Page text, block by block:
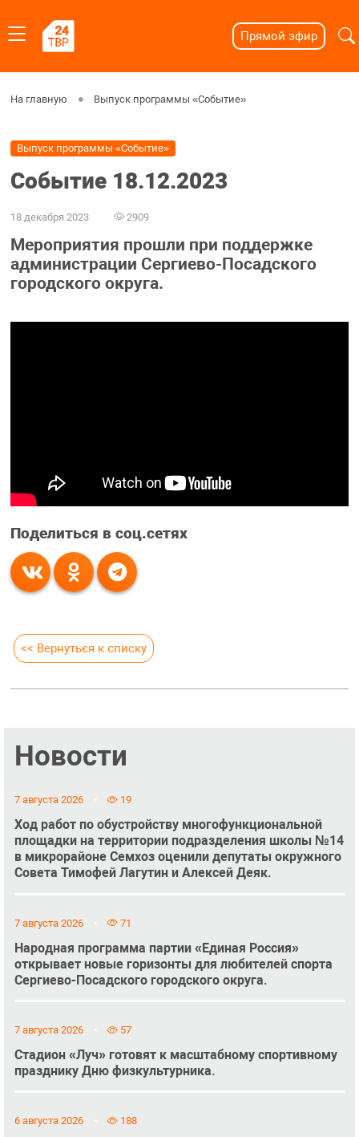
Прямой эфир
На главную Выпуск программы «Событие»
Выпуск программы «Событие»
Событие 18.12.2023
18 декабря 2023 2909
Мероприятия прошли при поддержке
администрации Сергиево-Посадского
городского округа.
Поделиться в соц.сетях
<< Вернуться к списку
Новости
7 августа 2026 19
Ход работ по обустройству многофункциональной
площадки на территории подразделения школы №14
в микрорайоне Семхоз оценили депутаты окружного
Совета Тимофей Лагутин и Алексей Деяк.
7 августа 2026 71
Народная программа партии «Единая Россия»
открывает новые горизонты для любителей спорта
Сергиево-Посадского городского округа.
7 августа 2026 57
Стадион «Луч» готовят к масштабному спортивному
празднику Дню физкультурника.
6 августа 2026 188